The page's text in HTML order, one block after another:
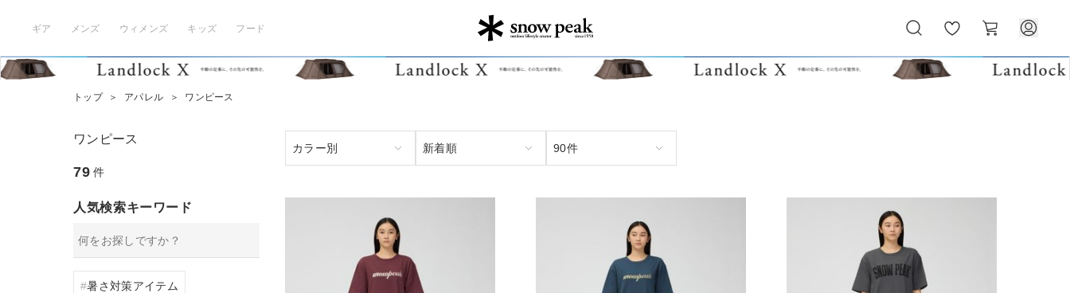
ギア メンズ ウィメンズ キッズ フード
気
に
ー
ト
トップ ＞ アパレル ＞ ワンピース
ワンピース
79 件
人気検索キーワード
暑さ対策アイテム